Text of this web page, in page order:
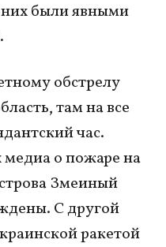
были явными
обстрелу
там на все
час.
о пожаре на
Змеиный
С другой
ракетой